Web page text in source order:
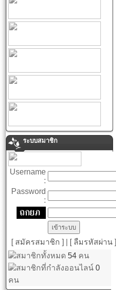
ระบบสมาชิก
Username
:
Password
:
[ สมัครสมาชิก ]
[ ลืมรหัสผ่าน ]
สมาชิกทั้งหมด 54 คน
สมาชิกที่กำลังออนไลน์ 0
คน